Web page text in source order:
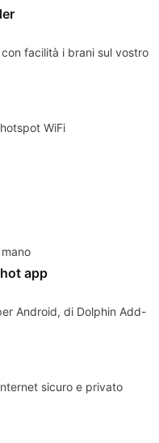
facilità i brani sul vostro
WiFi
app
Android, di Dolphin Add-
sicuro e privato